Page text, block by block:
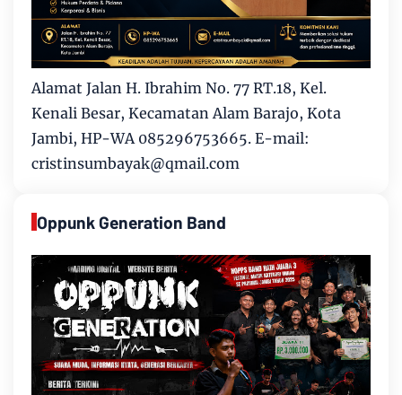
Alamat Jalan H. Ibrahim No. 77 RT.18, Kel.
Kenali Besar, Kecamatan Alam Barajo, Kota
Jambi, HP-WA 085296753665. E-mail:
cristinsumbayak@qmail.com
Oppunk Generation Band